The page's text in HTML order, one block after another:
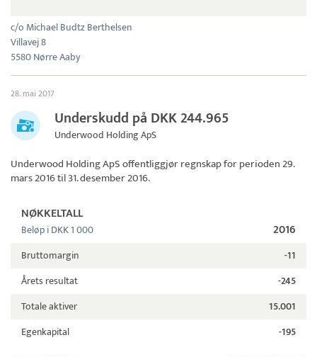
c/o Michael Budtz Berthelsen
Villavej 8
5580 Nørre Aaby
28. mai 2017
Underskudd på DKK 244.965
Underwood Holding ApS
Underwood Holding ApSoffentliggjør regnskap for perioden 29.
mars 2016 til 31. desember 2016.
NØKKELTALL
Beløp i DKK 1 000 2016
Bruttomargin
-11
Årets resultat
-245
Totale aktiver
15.001
Egenkapital
-195